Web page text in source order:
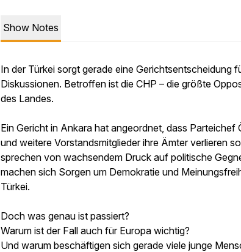
Show Notes
In der Türkei sorgt gerade eine Gerichtsentscheidung
Diskussionen. Betroffen ist die CHP – die größte
des Landes.
Ein Gericht in Ankara hat angeordnet, dass Parteichef
und weitere Vorstandsmitglieder ihre Ämter verlieren
sprechen von wachsendem Druck auf politische
machen sich Sorgen um Demokratie und
Türkei.
Doch was genau ist passiert?
Warum ist der Fall auch für Europa wichtig?
Und warum beschäftigen sich gerade viele junge